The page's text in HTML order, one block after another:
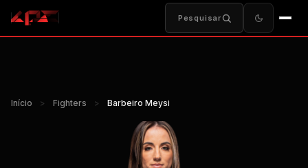
Pesquisar
Início > Fighters > Barbeiro Meysi